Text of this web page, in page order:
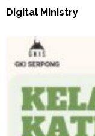
Digital Ministry